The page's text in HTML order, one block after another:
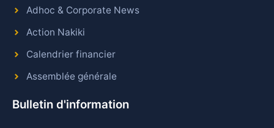
Adhoc & Corporate News
Action Nakiki
Calendrier financier
Assemblée générale
Bulletin d'information